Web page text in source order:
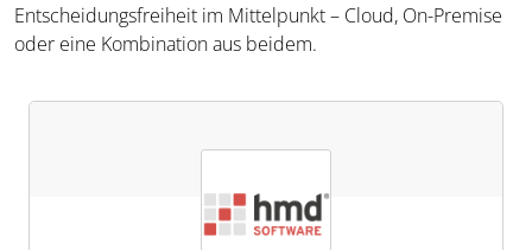
Entscheidungsfreiheit im Mittelpunkt – Cloud, On-Premise
oder eine Kombination aus beidem.